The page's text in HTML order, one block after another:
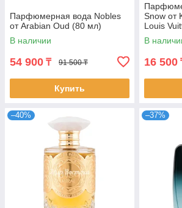
Парфюмерная вода Nobles
от Arabian Oud (80 мл)
В наличии
54 900 ₸ 91 500 ₸
Купить
Snow от
Louis
В
16 500
–40% –37%